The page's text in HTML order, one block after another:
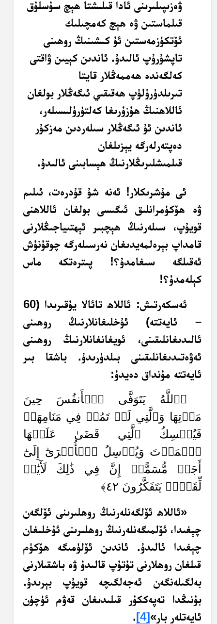
ۋەزىپىلىرىنى ئادا قىلىشتا ھېچ سۇسلۇق
قىلماستىن ۋە ھېچ كەمچىلىك
ئۆتكۈزمەستىن ئۇ كىشىنىڭ روھىنى
تاپشۇرۇپ ئالىدۇ. ئاندىن كېيىن ۋاقتى
كەلگەندە ھەممەڭلار قايتا
تىرىلدۈرۈلۈپ ھەقىقىي ئىگەڭلار بولغان
ئاللاھنىڭ ھۇزۇرىغا كەلتۈرۈلىسىلەر،
ئاندىن ئۇ ئىگەڭلار سىلەردىن مەزكۇر
دەپتەرلەرگە يېزىلغان
قىلمىشلىرىڭلارنىڭ ھېسابىنى ئالىدۇ.
ئى مۇشرىكلار! ئەنە شۇ قۇدرەت، ئىلىم
ۋە ھۆكۈمرانلىق ئىگىسى بولغان ئاللاھنى
قويۇپ، سىلەرنىڭ ھېچبىر ئېھتىياجىڭلارنى
قامداپ بېرەلمەيدىغان نەرسىلەرگە چوقۇنۇش
ئەقىلگە سىغامدۇ؟! پىترەتكە ماس
كېلەمدۇ؟!
ئەسكەرتىش: ئاللاھ تائالا يۇقىرىدا (60
– ئايەتتە) ئۇخلىغانلارنىڭ روھىنى
ئالىدىغانلىقىنى، ئويغانغانلارنىڭ روھىنى
ئەۋەتىدىغانلىقىنى بىلدۈرىدۇ. باشقا بىر
ئايەتتە مۇنداق دەيدۇ:
﴿ٱللَّهُ يَتَوَفَّى ٱلۡأَنفُسَ حِينَ
مَوۡتِهَا وَٱلَّتِي لَمۡ تَمُتۡ فِي مَنَامِهَاۖ
فَيُمۡسِكُ ٱلَّتِي قَضَىٰ عَلَيۡهَا
ٱلۡمَوۡتَ وَيُرۡسِلُ ٱلۡأُخۡرَىٰٓ إِلَىٰٓ
أَجَلٖ مُّسَمًّىۚ إِنَّ فِي ذَٰلِكَ لَأٓيَٰتٖ
لِّقَوۡمٖ يَتَفَكَّرُونَ ٤٢﴾
«ئاللاھ ئۆلگەنلەرنىڭ روھلىرىنى ئۆلگەن
چېغىدا، ئۆلمىگەنلەرنىڭ روھلىرىنى ئۇخلىغان
چېغىدا ئالىدۇ. ئاندىن ئۆلۈمىگە ھۆكۈم
قىلغان روھلارنى تۇتۇپ قالىدۇ ۋە باشقىلارنى
بەلگىلەنگەن ئەجەلگىچە قويۇپ بېرىدۇ.
بۇنىڭدا تەپەككۇر قىلىدىغان قەۋم ئۈچۈن
ئايەتلەر بار»[4]
.